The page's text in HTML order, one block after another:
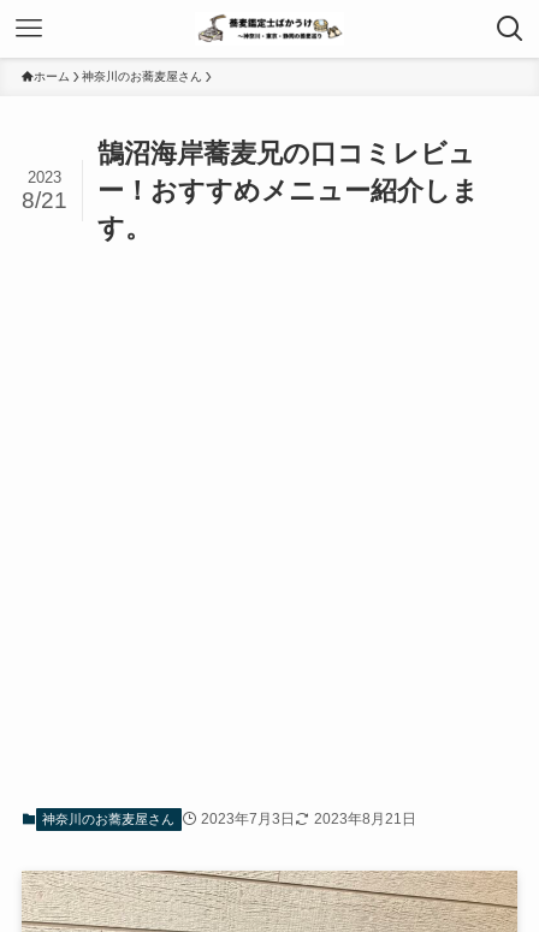
ホーム 神奈川のお蕎麦屋さん
鵠沼海岸蕎麦兄の口コミレビュ
ー！おすすめメニュー紹介しま
す。
2023
8/21
神奈川のお蕎麦屋さん 2023年7月3日 2023年8月21日